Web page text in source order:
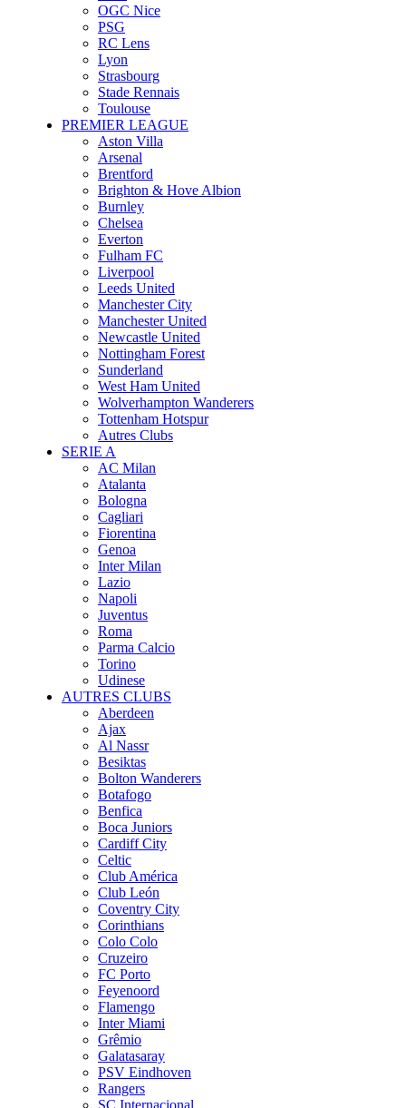
OGC Nice
PSG
RC Lens
Lyon
Strasbourg
Stade Rennais
Toulouse
PREMIER LEAGUE
Aston Villa
Arsenal
Brentford
Brighton & Hove Albion
Burnley
Chelsea
Everton
Fulham FC
Liverpool
Leeds United
Manchester City
Manchester United
Newcastle United
Nottingham Forest
Sunderland
West Ham United
Wolverhampton Wanderers
Tottenham Hotspur
Autres Clubs
SERIE A
AC Milan
Atalanta
Bologna
Cagliari
Fiorentina
Genoa
Inter Milan
Lazio
Napoli
Juventus
Roma
Parma Calcio
Torino
Udinese
AUTRES CLUBS
Aberdeen
Ajax
Al Nassr
Besiktas
Bolton Wanderers
Botafogo
Benfica
Boca Juniors
Cardiff City
Celtic
Club América
Club León
Coventry City
Corinthians
Colo Colo
Cruzeiro
FC Porto
Feyenoord
Flamengo
Inter Miami
Grêmio
Galatasaray
PSV Eindhoven
Rangers
SC Internacional